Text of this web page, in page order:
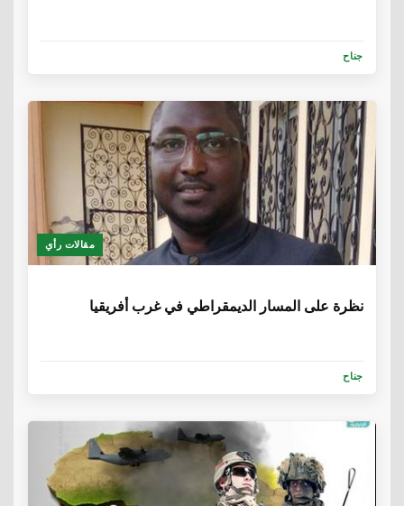
جناح
مقالات رأي
نظرة على المسار الديمقراطي في غرب أفريقيا
جناح